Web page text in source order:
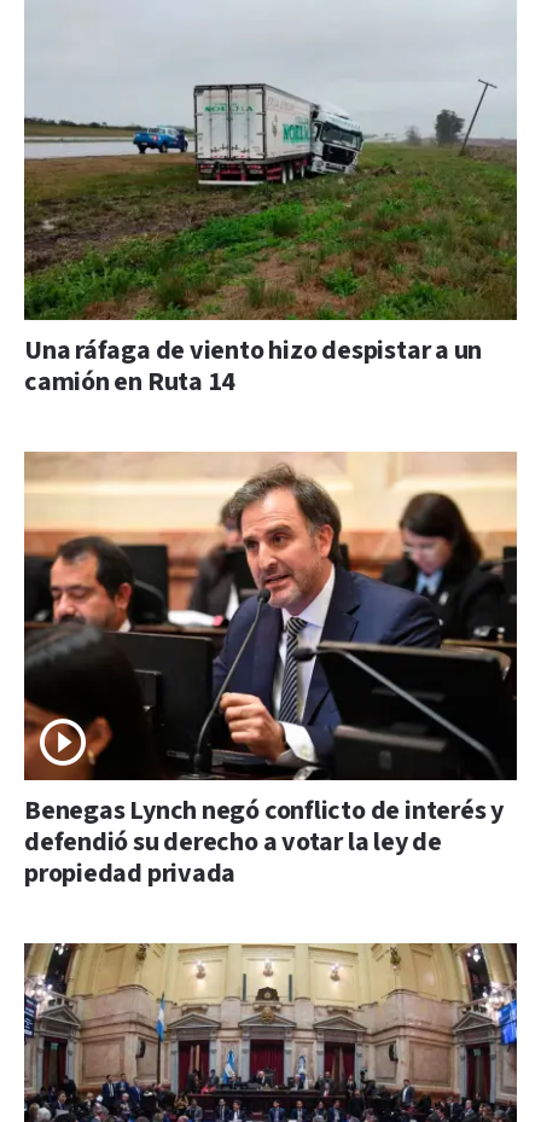
Una ráfaga de viento hizo despistar a un
camión en Ruta 14
Benegas Lynch negó conflicto de interés y
defendió su derecho a votar la ley de
propiedad privada